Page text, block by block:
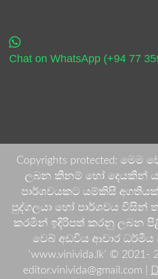
Chat on WhatsApp (+94 77
Copyrights protected:
ලබන කිනම් හෝ දෙයකින්
පාර්ශවයකට යම්කිසි
පුද්ගලයා හෝ පාර්ශවය විසින්
කරමින් ඉදිරිපත් කරනු ලබන
වෙබ් අඩවිය ආචාර ධර්මීය
'www.vinivida.lk' © 2021-
editor.vinivida@gmail.com |